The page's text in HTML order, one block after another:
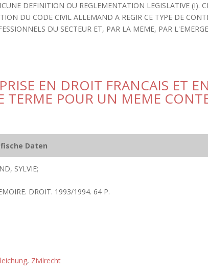
DEFINITION OU REGLEMENTATION LEGISLATIVE (I).
DU CODE CIVIL ALLEMAND A REGIR CE TYPE DE
DU SECTEUR ET, PAR LA MEME, PAR
EN DROIT FRANCAIS ET
POUR UN MEME
Daten
SYLVIE;
DROIT. 1993/1994. 64 P.
, Zivilrecht